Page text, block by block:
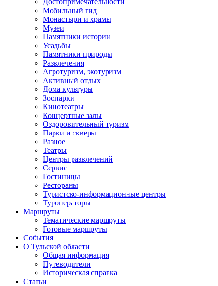
Достопримечательности
Мобильный гид
Монастыри и храмы
Музеи
Памятники истории
Усадьбы
Памятники природы
Развлечения
Агротуризм, экотуризм
Активный отдых
Дома культуры
Зоопарки
Кинотеатры
Концертные залы
Оздоровительный туризм
Парки и скверы
Разное
Театры
Центры развлечений
Сервис
Гостиницы
Рестораны
Туристско-информационные центры
Туроператоры
Маршруты
Тематические маршруты
Готовые маршруты
События
О Тульской области
Общая информация
Путеводители
Историческая справка
Статьи